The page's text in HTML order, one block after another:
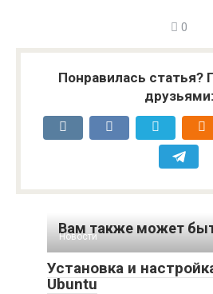
0
Понравилась статья?
друзьями:
Вам также может
Новости
Установка и
Ubuntu